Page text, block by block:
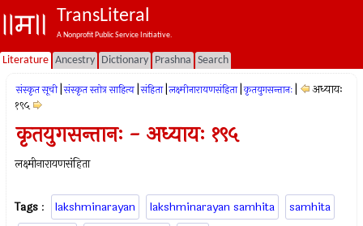
TransLiteral
A Nonprofit Public Service Initiative.
Literature Ancestry Dictionary Prashna Search
संस्कृत सूची संस्कृत स्तोत्र साहित्य संहिता लक्ष्मीनारायणसंहिता कृतयुगसन्तानः
अध्यायः
१९५
कृतयुगसन्तानः - अध्यायः १९५
लक्ष्मीनारायणसंहिता
Tags : lakshminarayan lakshminarayan samhita
samhita